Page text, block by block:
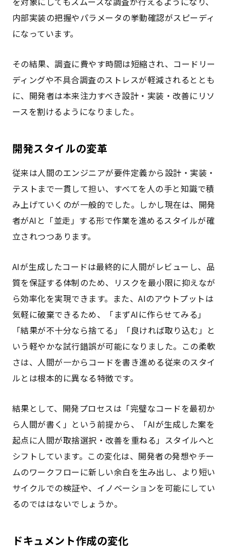
内部実装の把握やパラメータの挙動確認がスピーディ
になっています。
その結果、調査に費やす時間は短縮され、コードリー
ディングや不具合調査のストレスが軽減されるととも
に、開発者は本来注力すべき設計・実装・改善にリソ
ースを割けるようになりました。
開発スタイルの変革
従来は人間のエンジニアが要件定義から設計・実装・
テストまで一貫して担い、すべてを人の手と知識で積
み上げていくのが一般的でした。しかし現在は、開発
者がAIと「並走」する形で作業を進めるスタイルが確
立されつつあります。
AIが生成したコードは最終的に人間がレビューし、品
質を保証する体制のため、リスクを最小限に抑えなが
ら効率化を実現できます。また、AIのアウトプットは
気軽に破棄できるため、「まずAIに作らせてみる」
「結果が不十分なら捨てる」「良ければ取り込む」と
いう軽やかな試行錯誤が可能になりました。この柔軟
さは、人間が一からコードを書き進める従来のスタイ
ルとは根本的に異なる特徴です。
結果として、開発プロセスは「完璧なコードを最初か
ら人間が書く」という前提から、「AIが生成した案を
起点に人間が取捨選択・改善を重ねる」スタイルへと
シフトしています。この変化は、開発者の発想やチー
ムのワークフローに新しい余白を生み出し、より短い
サイクルでの検証や、イノベーションを可能にしてい
るのでははないでしょうか。
ドキュメント作成の変化